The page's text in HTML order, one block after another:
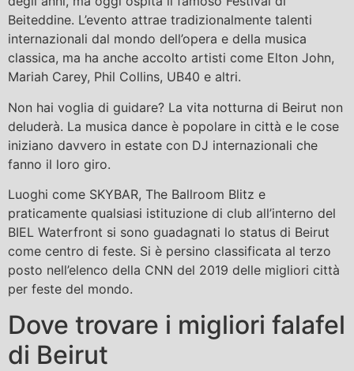
Beiteddine. L’evento attrae tradizionalmente talenti
internazionali dal mondo dell’opera e della musica
classica, ma ha anche accolto artisti come Elton John,
Mariah Carey, Phil Collins, UB40 e altri.
Non hai voglia di guidare? La vita notturna di Beirut non
deluderà. La musica dance è popolare in città e le cose
iniziano davvero in estate con DJ internazionali che
fanno il loro giro.
Luoghi come SKYBAR, The Ballroom Blitz e
praticamente qualsiasi istituzione di club all’interno del
BIEL Waterfront si sono guadagnati lo status di Beirut
come centro di feste. Si è persino classificata al terzo
posto nell’elenco della CNN del 2019 delle migliori città
per feste del mondo.
Dove trovare i migliori falafel
di Beirut